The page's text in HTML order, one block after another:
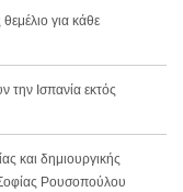
για κάθε
την Ισπανία εκτός
και δημιουργικής
Ρουσοπούλου